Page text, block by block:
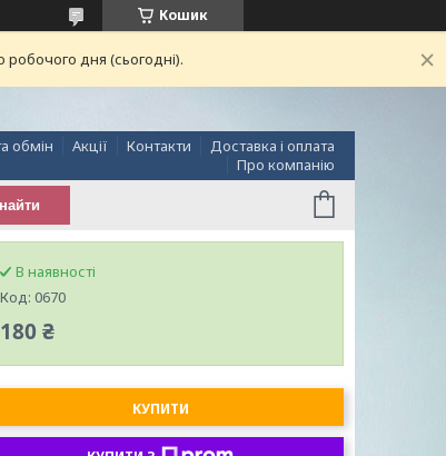
Кошик
дня (сьогодні).
обмін Акції Контакти
Доставка і оплата
Про компанію
В наявності
Код: 0670
180 ₴
КУПИТИ